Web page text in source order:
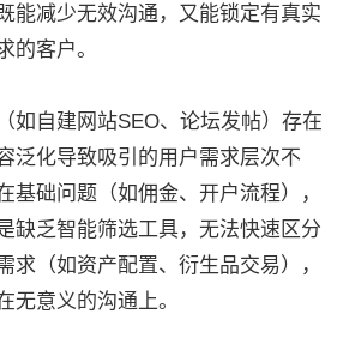
能减少无效沟通，又能锁定有真实
的客户。
如自建网站SEO、论坛发帖）存在
泛化导致吸引的用户需求层次不
基础问题（如佣金、开户流程），
缺乏智能筛选工具，无法快速区分
求（如资产配置、衍生品交易），
无意义的沟通上。